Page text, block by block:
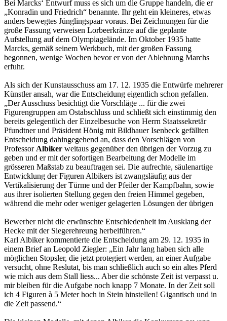
Bei Marcks‘ Entwurf muss es sich um die Gruppe handeln, die er
„Konradin und Friedrich“ benannte. Ihr geht ein kleineres, etwas
anders bewegtes Jünglingspaar voraus. Bei Zeichnungen für die
große Fassung verweisen Lorbeerkränze auf die geplante
Aufstellung auf dem Olympiagelände. Im Oktober 1935 hatte
Marcks, gemäß seinem Werkbuch, mit der großen Fassung
begonnen, wenige Wochen bevor er von der Ablehnung Marchs
erfuhr.
Als sich der Kunstausschuss am 17. 12. 1935 die Entwürfe mehrerer
Künstler ansah, war die Entscheidung eigentlich schon gefallen.
„Der Ausschuss besichtigt die Vorschläge ... für die zwei
Figurengruppen am Ostabschluss und schließt sich einstimmig den
bereits gelegentlich der Einzelbesuche von Herrn Staatssekretär
Pfundtner und Präsident Hönig mit Bildhauer Isenbeck gefällten
Entscheidung dahingegehend an, dass den Vorschlägen von
Professor Albiker weitaus gegenüber den übrigen der Vorzug zu
geben und er mit der sofortigen Bearbeitung der Modelle im
grösseren Maßstab zu beauftragen sei. Die aufrechte, säulenartige
Entwicklung der Figuren Albikers ist zwangsläufig aus der
Vertikalisierung der Türme und der Pfeiler der Kampfbahn, sowie
aus ihrer isolierten Stellung gegen den freien Himmel gegeben,
während die mehr oder weniger gelagerten Lösungen der übrigen
Bewerber nicht die erwünschte Entschiedenheit im Ausklang der
Hecke mit der Siegerehreung herbeiführen.“
Karl Albiker kommentierte die Entscheidung am 29. 12. 1935 in
einem Brief an Leopold Ziegler: „Ein Jahr lang haben sich alle
möglichen Stopsler, die jetzt protegiert werden, an einer Aufgabe
versucht, ohne Reslutat, bis man schließlich auch so ein altes Pferd
wie mich aus dem Stall liess... Aber die schönste Zeit ist verpasst u.
mir bleiben für die Aufgabe noch knapp 7 Monate. In der Zeit soll
ich 4 Figuren à 5 Meter hoch in Stein hinstellen! Gigantisch und in
die Zeit passend.“